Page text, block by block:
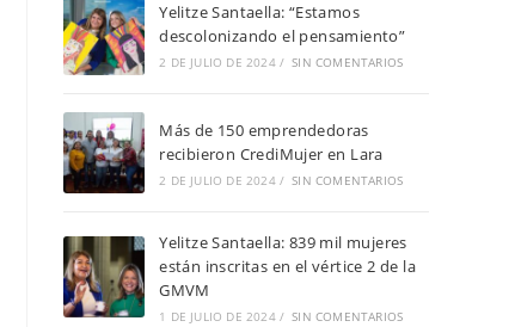
Yelitze Santaella: “Estamos
descolonizando el pensamiento”
2 DE JULIO DE 2024 / SIN COMENTARIOS
Más de 150 emprendedoras
recibieron CrediMujer en Lara
2 DE JULIO DE 2024 / SIN COMENTARIOS
Yelitze Santaella: 839 mil mujeres
están inscritas en el vértice 2 de la
GMVM
1 DE JULIO DE 2024 / SIN COMENTARIOS